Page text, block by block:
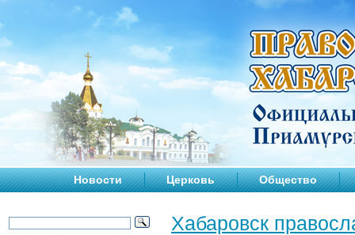
Новости Церковь Общество
Хабаровск